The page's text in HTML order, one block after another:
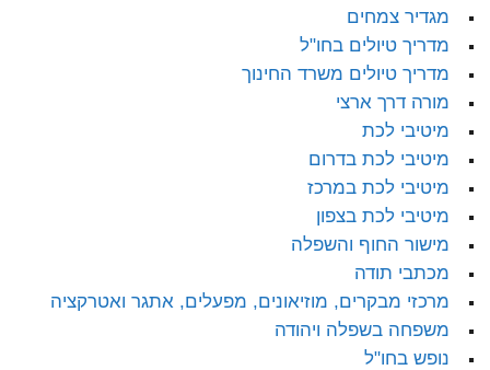
מגדיר צמחים
מדריך טיולים בחו"ל
מדריך טיולים משרד החינוך
מורה דרך ארצי
מיטיבי לכת
מיטיבי לכת בדרום
מיטיבי לכת במרכז
מיטיבי לכת בצפון
מישור החוף והשפלה
מכתבי תודה
מרכזי מבקרים, מוזיאונים, מפעלים, אתגר ואטרקציה
משפחה בשפלה ויהודה
נופש בחו"ל